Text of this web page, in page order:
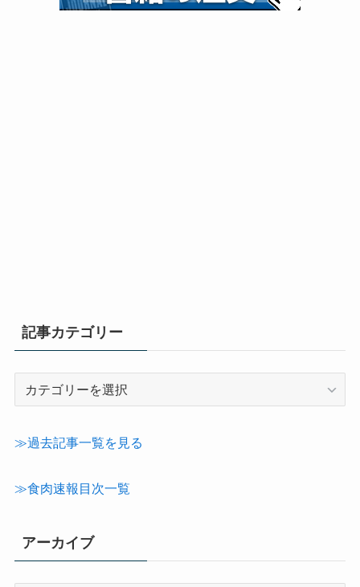
記事カテゴリー
テ
≫過去記事一覧を見る
≫食肉速報目次一覧
アーカイブ